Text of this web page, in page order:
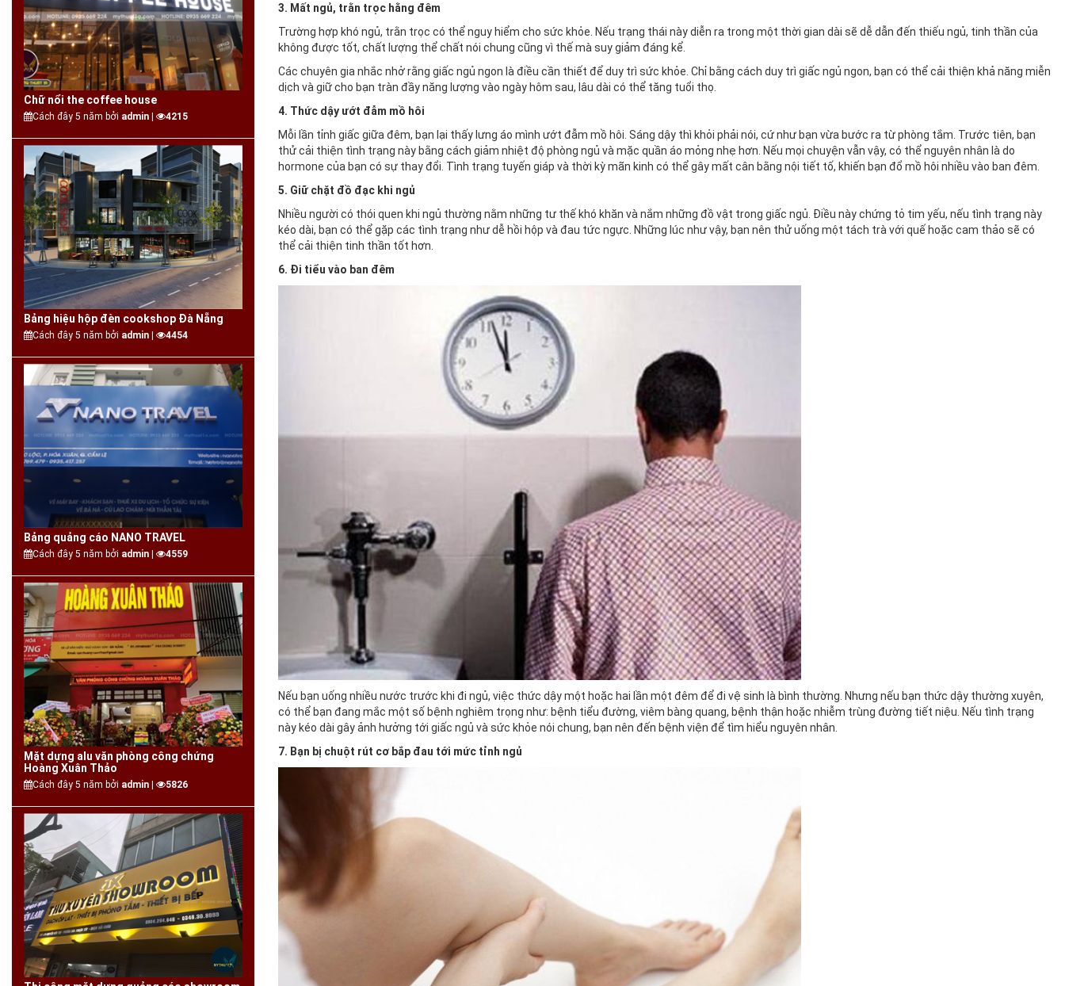
Chữ nổi the coffee house
Cách đây 5 năm bởi admin | 4215
Bảng hiệu hộp đèn cookshop Đà Nẵng
Cách đây 5 năm bởi admin | 4454
Bảng quảng cáo NANO TRAVEL
Cách đây 5 năm bởi admin | 4559
Mặt dựng alu văn phòng công chứng
Hoàng Xuân Thảo
Cách đây 5 năm bởi admin | 5826
3. Mất ngủ, trằn trọc hằng đêm
Trường hợp khó ngủ, trằn trọc có thể nguy hiểm cho sức khỏe. Nếu trạng thái này diễn ra trong một thời gian dài sẽ dễ dẫn đến thiếu ngủ, tinh thần của
không được tốt, chất lượng thể chất nói chung cũng vì thế mà suy giảm đáng kể.
Các chuyên gia nhắc nhở rằng giấc ngủ ngon là điều cần thiết để duy trì sức khỏe. Chỉ bằng cách duy trì giấc ngủ ngon, bạn có thể cải thiện khả năng miễn
dịch và giữ cho bạn tràn đầy năng lượng vào ngày hôm sau, lâu dài có thể tăng tuổi thọ.
4. Thức dậy ướt đẫm mồ hôi
Mỗi lần tỉnh giấc giữa đêm, bạn lại thấy lưng áo mình ướt đẫm mồ hôi. Sáng dậy thì khỏi phải nói, cứ như bạn vừa bước ra từ phòng tắm. Trước tiên, bạn
thử cải thiện tình trạng này bằng cách giảm nhiệt độ phòng ngủ và mặc quần áo mỏng nhẹ hơn. Nếu mọi chuyện vẫn vậy, có thể nguyên nhân là do
hormone của bạn có sự thay đổi. Tình trạng tuyến giáp và thời kỳ mãn kinh có thể gây mất cân bằng nội tiết tố, khiến bạn đổ mồ hôi nhiều vào ban đêm.
5. Giữ chặt đồ đạc khi ngủ
Nhiều người có thói quen khi ngủ thường nằm những tư thế khó khăn và nắm những đồ vật trong giấc ngủ. Điều này chứng tỏ tim yếu, nếu tình trạng này
kéo dài, bạn có thể gặp các tình trạng như dễ hồi hộp và đau tức ngực. Những lúc như vậy, bạn nên thử uống một tách trà với quế hoặc cam thảo sẽ có
thể cải thiện tinh thần tốt hơn.
6. Đi tiểu vào ban đêm
Nếu bạn uống nhiều nước trước khi đi ngủ, việc thức dậy một hoặc hai lần một đêm để đi vệ sinh là bình thường. Nhưng nếu bạn thức dậy thường xuyên,
có thể bạn đang mắc một số bệnh nghiêm trọng như: bệnh tiểu đường, viêm bàng quang, bệnh thận hoặc nhiễm trùng đường tiết niệu. Nếu tình trạng
này kéo dài gây ảnh hưởng tới giấc ngủ và sức khỏe nói chung, bạn nên đến bệnh viện để tìm hiểu nguyên nhân.
7. Bạn bị chuột rút cơ bắp đau tới mức tỉnh ngủ